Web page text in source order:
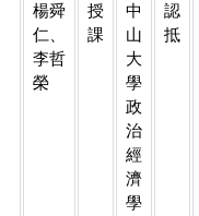
楊舜
仁、
李哲
榮
授
課
中
山
大
學
政
治
經
濟
學
認
抵